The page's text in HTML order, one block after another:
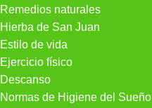
Remedios naturales
Hierba de San Juan
Estilo de vida
Ejercicio físico
Descanso
Normas de Higiene del Sueño